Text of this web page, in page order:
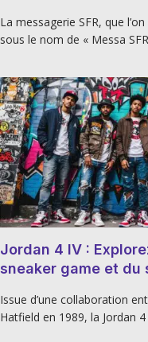
La messagerie SFR, que
sous le nom de « Messa
Jordan 4 IV :
sneaker game et du
Issue d’une collaboration
Hatfield en 1989, la Jordan 4